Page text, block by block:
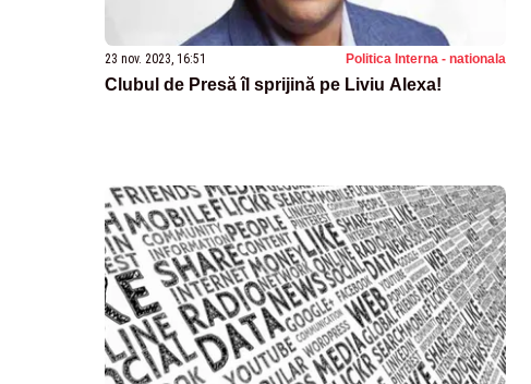
23 nov. 2023, 16:51 Politica Interna - nationala
Clubul de Presă îl sprijină pe Liviu Alexa!